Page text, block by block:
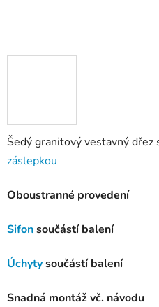
Šedý granitový vestavný dřez
záslepkou
Oboustranné provedení
Sifonsoučástí balení
Úchytysoučástí balení
Snadná montáž vč. návodu